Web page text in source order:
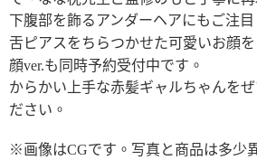
下腹部を飾るアンダーヘアにもご注目
舌ピアスをちらつかせた可愛いお顔
顔ver.も同時予約受付中です。
からかい上手な赤髪ギャルちゃんを
ださい。
※画像はCGです。写真と商品は多少